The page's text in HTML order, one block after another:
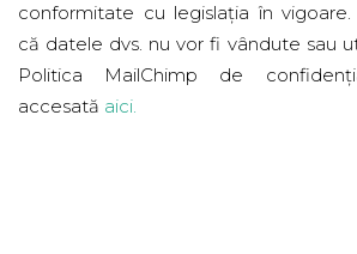
conformitate cu legislația în
că datele dvs. nu vor fi vândute sau
Politica MailChimp de
accesată aici.